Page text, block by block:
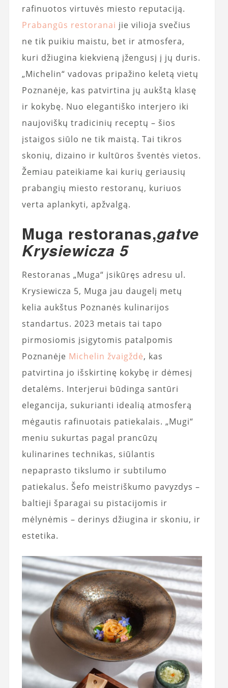
rafinuotos virtuvės miesto reputaciją.
Prabangūs restoranai jie vilioja svečius
ne tik puikiu maistu, bet ir atmosfera,
kuri džiugina kiekvieną įžengusį į jų duris.
„Michelin“ vadovas pripažino keletą vietų
Poznanėje, kas patvirtina jų aukštą klasę
ir kokybę. Nuo elegantiško interjero iki
naujoviškų tradicinių receptų – šios
įstaigos siūlo ne tik maistą. Tai tikros
skonių, dizaino ir kultūros šventės vietos.
Žemiau pateikiame kai kurių geriausių
prabangių miesto restoranų, kuriuos
verta aplankyti, apžvalgą.
Muga restoranas,gatve
Krysiewicza 5
Restoranas „Muga“ įsikūręs adresu ul.
Krysiewicza 5, Muga jau daugelį metų
kelia aukštus Poznanės kulinarijos
standartus. 2023 metais tai tapo
pirmosiomis įsigytomis patalpomis
Poznanėje Michelin žvaigždė, kas
patvirtina jo išskirtinę kokybę ir dėmesį
detalėms. Interjerui būdinga santūri
elegancija, sukurianti idealią atmosferą
mėgautis rafinuotais patiekalais. „Mugi“
meniu sukurtas pagal prancūzų
kulinarines technikas, siūlantis
nepaprasto tikslumo ir subtilumo
patiekalus. Šefo meistriškumo pavyzdys –
baltieji šparagai su pistacijomis ir
mėlynėmis – derinys džiugina ir skoniu, ir
estetika.